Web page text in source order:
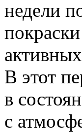
недели
В этот
в
с